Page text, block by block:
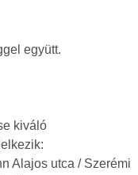
együtt.
kiváló
Alajos utca / Szerémi